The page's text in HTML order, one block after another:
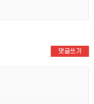
댓글쓰기